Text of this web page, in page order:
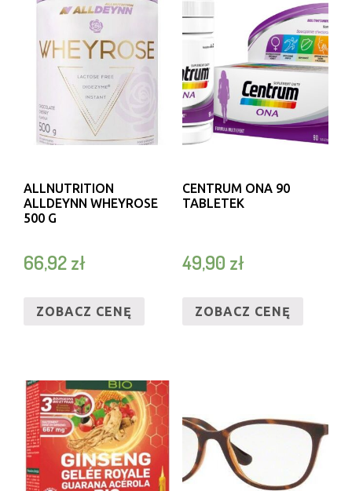
ALLNUTRITION
ALLDEYNN WHEYROSE
500 G
66,92zł
ZOBACZ CENĘ
CENTRUM ONA 90
TABLETEK
49,90 zł
ZOBACZ CENĘ